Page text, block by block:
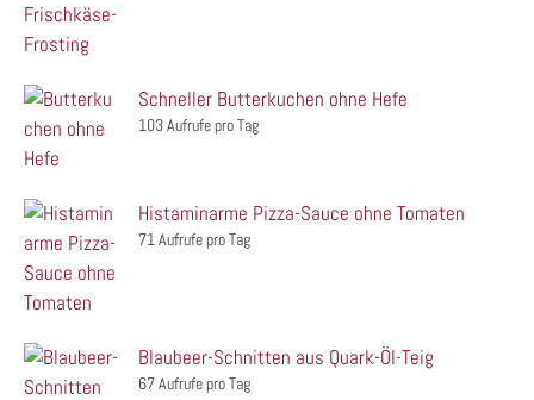
Schneller Butterkuchen ohne Hefe
103 Aufrufe pro Tag
Histaminarme Pizza-Sauce ohne Tomaten
71 Aufrufe pro Tag
Blaubeer-Schnitten aus Quark-Öl-Teig
67 Aufrufe pro Tag